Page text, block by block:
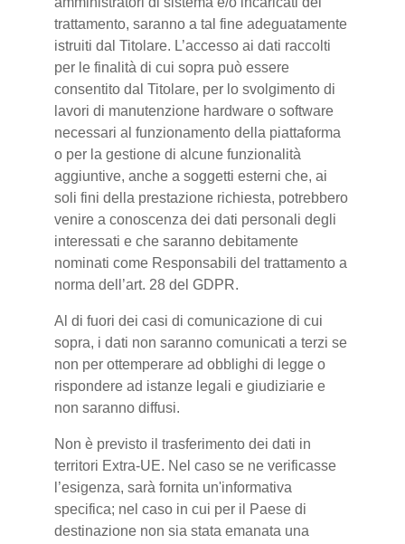
trattamento, saranno a tal fine adeguatamente
istruiti dal Titolare. L’accesso ai dati raccolti
per le finalità di cui sopra può essere
consentito dal Titolare, per lo svolgimento di
lavori di manutenzione hardware o software
necessari al funzionamento della piattaforma
o per la gestione di alcune funzionalità
aggiuntive, anche a soggetti esterni che, ai
soli fini della prestazione richiesta, potrebbero
venire a conoscenza dei dati personali degli
interessati e che saranno debitamente
nominati come Responsabili del trattamento a
norma dell’art. 28 del GDPR.
Al di fuori dei casi di comunicazione di cui
sopra, i dati non saranno comunicati a terzi se
non per ottemperare ad obblighi di legge o
rispondere ad istanze legali e giudiziarie e
non saranno diffusi.
Non è previsto il trasferimento dei dati in
territori Extra-UE. Nel caso se ne verificasse
l’esigenza, sarà fornita un'informativa
specifica; nel caso in cui per il Paese di
destinazione non sia stata emanata una